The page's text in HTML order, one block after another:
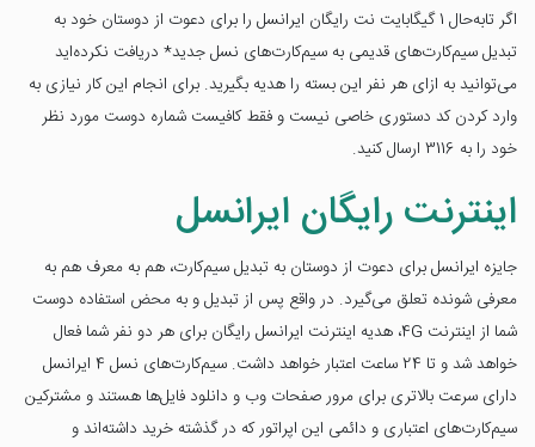
اگر تابه‌حال 1 گیگابایت نت رایگان ایرانسل را برای دعوت از دوستان خود به
تبدیل سیم‌کارت‌های قدیمی به سیم‌کارت‌های نسل جدید* دریافت نکرده‌اید
می‌توانید به ازای هر نفر این بسته را هدیه بگیرید. برای انجام این کار نیازی به
وارد کردن کد دستوری خاصی نیست و فقط کافیست شماره دوست مورد نظر
خود را به 3116 ارسال کنید.
اینترنت رایگان ایرانسل
جایزه ایرانسل برای دعوت از دوستان به تبدیل سیم‎‌کارت، هم به معرف هم به
معرفی شونده تعلق می‌گیرد. در واقع پس از تبدیل و به محض استفاده دوست
شما از اینترنت 4G، هدیه اینترنت ایرانسل رایگان برای هر دو نفر شما فعال
خواهد شد و تا 24 ساعت اعتبار خواهد داشت. سیم‌کارت‌های نسل 4 ایرانسل
دارای سرعت بالاتری برای مرور صفحات وب و دانلود فایل‌ها هستند و مشترکین
سیم‌کارت‌های اعتباری و دائمی این اپراتور که در گذشته خرید داشته‌اند و